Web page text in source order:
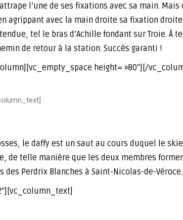
l’une de ses fixations avec sa main.
agrippant avec la main droite sa fixation
tel le bras d’Achille fondant sur Troie. À
de retour à la station. Succès garanti !
height= »80″][/
le daffy est un saut au cours duquel le
telle manière que les deux membres
Perdrix Blanches à Saint-Nicolas-de-Véroce.